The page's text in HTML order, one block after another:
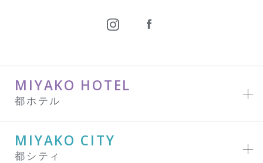
MIYAKO HOTEL
都ホテル
MIYAKO CITY
都シティ